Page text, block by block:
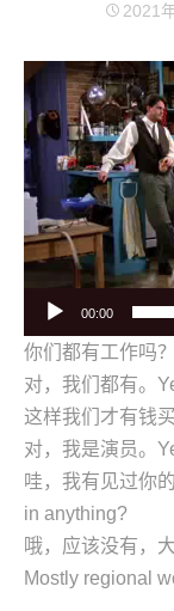
2021
视
频
播
器
00:00
你们都有工作吗
对，我们都有。
这样我们才有钱
对，我是演员。
哇，我有见过你
in anything?
哦，应该没有，
Mostly regional